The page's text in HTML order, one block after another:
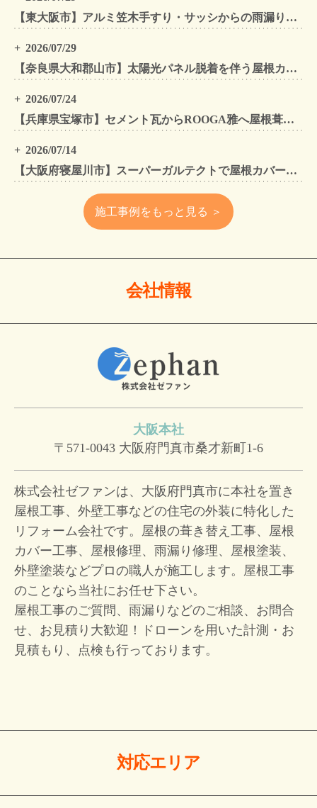
【東大阪市】アルミ笠木手すり・サッシからの雨漏りを解消｜外壁金属サイディングカバー工法
2026/07/29
【奈良県大和郡山市】太陽光パネル脱着を伴う屋根カバー工法・外壁カバー工法・外壁塗装工事｜スーパーガルテクト施工事例
2026/07/24
【兵庫県宝塚市】セメント瓦からROOGA雅へ屋根葺き替え モダングレーで軽量化・外壁塗装も同時施工
2026/07/14
【大阪府寝屋川市】スーパーガルテクトで屋根カバー工法・外壁塗装・雨樋工事｜住まいをトータルリフォームした施工事例
施工事例をもっと見る ＞
会社情報
大阪本社
〒571-0043 大阪府門真市桑才新町1-6
株式会社ゼファンは、大阪府門真市に本社を置き
屋根工事、外壁工事などの住宅の外装に特化した
リフォーム会社です。屋根の葺き替え工事、屋根
カバー工事、屋根修理、雨漏り修理、屋根塗装、
外壁塗装などプロの職人が施工します。屋根工事
のことなら当社にお任せ下さい。
屋根工事のご質問、雨漏りなどのご相談、お問合
せ、お見積り大歓迎！
ドローンを用いた計測・お
見積もり、点検も行っております。
対応エリア